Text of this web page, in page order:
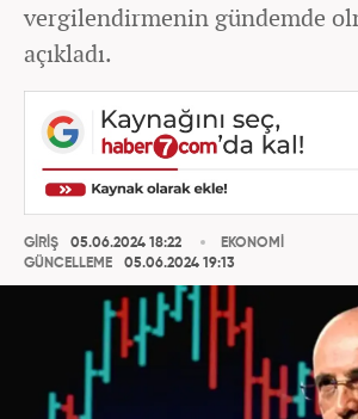
vergilendirmenin gündemde
açıkladı.
GİRİŞ
05.06.2024 18:22
GÜNCELLEME
05.06.2024 19:13
EKONOMİ